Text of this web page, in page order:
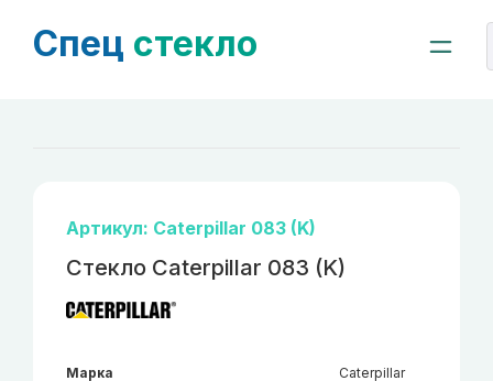
Спец стекло
Артикул: Caterpillar 083 (K)
Стекло Caterpillar 083 (K)
Марка
Caterpillar